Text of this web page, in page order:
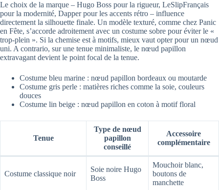
Le choix de la marque – Hugo Boss pour la rigueur, LeSlipFrançais
pour la modernité, Dapper pour les accents rétro – influence
directement la silhouette finale. Un modèle texturé, comme chez Panic
en Fête, s’accorde adroitement avec un costume sobre pour éviter le «
trop-plein ». Si la chemise est à motifs, mieux vaut opter pour un nœud
uni. A contrario, sur une tenue minimaliste, le nœud papillon
extravagant devient le point focal de la tenue.
Costume bleu marine : nœud papillon bordeaux ou moutarde
Costume gris perle : matières riches comme la soie, couleurs
douces
Costume lin beige : nœud papillon en coton à motif floral
Tenue
Type de nœud
papillon
conseillé
Accessoire
complémentaire
Costume classique noir
Soie noire Hugo
Boss
Mouchoir blanc,
boutons de
manchette